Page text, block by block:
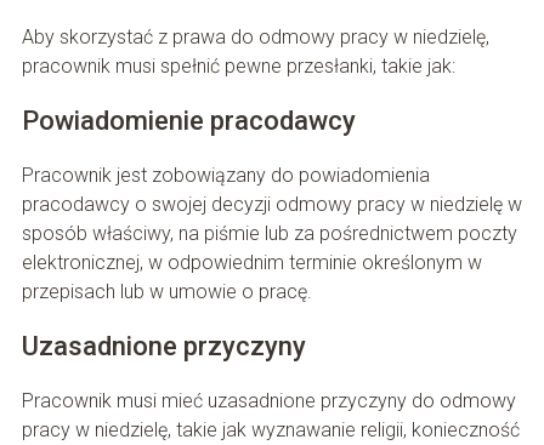
Aby skorzystać z prawa do odmowy pracy w niedzielę,
pracownik musi spełnić pewne przesłanki, takie jak:
Powiadomienie pracodawcy
Pracownik jest zobowiązany do powiadomienia
pracodawcy o swojej decyzji odmowy pracy w niedzielę w
sposób właściwy, na piśmie lub za pośrednictwem poczty
elektronicznej, w odpowiednim terminie określonym w
przepisach lub w umowie o pracę.
Uzasadnione przyczyny
Pracownik musi mieć uzasadnione przyczyny do odmowy
pracy w niedzielę, takie jak wyznawanie religii, konieczność